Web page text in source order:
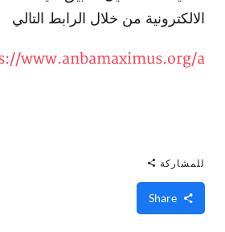
الالكترونية من خلال الرابط التالي
www.anbamaximus.org/a
للمشاركة